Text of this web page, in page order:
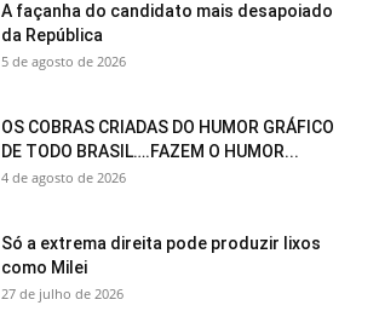
A façanha do candidato mais desapoiado
da República
5 de agosto de 2026
OS COBRAS CRIADAS DO HUMOR GRÁFICO
DE TODO BRASIL….FAZEM O HUMOR...
4 de agosto de 2026
Só a extrema direita pode produzir lixos
como Milei
27 de julho de 2026